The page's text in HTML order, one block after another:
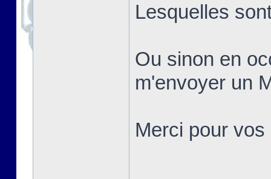
Lesquelles
Ou sinon en
m'envoyer un
Merci pour